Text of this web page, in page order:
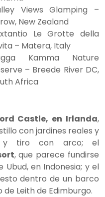
Views Glamping –
New Zealand
Le Grotte della
– Matera, Italy
Kamma Nature
– Breede River DC,
Africa
Castle, en Irlanda,
con jardines reales y
y tiro con arco; el
, que parece fundirse
en Indonesia; y el
dentro de un barco
Leith de Edimburgo.